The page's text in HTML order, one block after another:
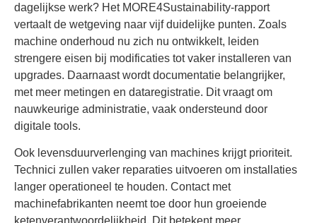
dagelijkse werk? Het MORE4Sustainability-rapport
vertaalt de wetgeving naar vijf duidelijke punten. Zoals
machine onderhoud nu zich nu ontwikkelt, leiden
strengere eisen bij modificaties tot vaker installeren van
upgrades. Daarnaast wordt documentatie belangrijker,
met meer metingen en dataregistratie. Dit vraagt om
nauwkeurige administratie, vaak ondersteund door
digitale tools.
Ook levensduurverlenging van machines krijgt prioriteit.
Technici zullen vaker reparaties uitvoeren om installaties
langer operationeel te houden. Contact met
machinefabrikanten neemt toe door hun groeiende